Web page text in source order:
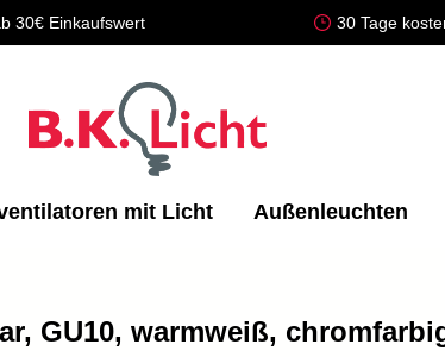
30€ Einkaufswert 30 Tage
mit Licht Außenleuchten
GU10, warmweiß,